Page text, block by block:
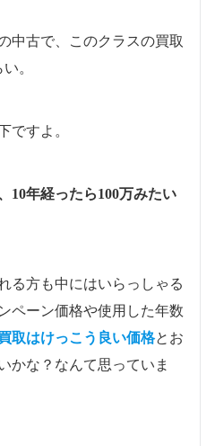
中古で、このクラスの買取
。
ですよ。
10年経ったら100万みたい
る方も中にはいらっしゃる
ペーン価格や使用した年数
取はけっこう良い価格とお
かな？なんて思っていま